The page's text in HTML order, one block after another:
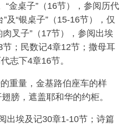
“金桌子”（16节），参阅历代
及“银桌子”（15-16节），仅
叉子”（17节），参阅出埃
；民数记4章12节；撒母耳
志下4章16节。
重量，金基路伯座车的样
膀，遮盖耶和华的约柜。
出埃及记30章1-10节；诗篇